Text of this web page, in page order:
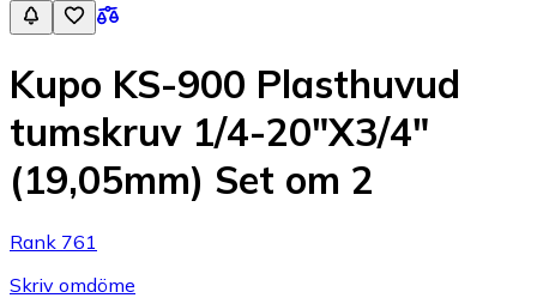
Kupo KS-900 Plasthuvud
tumskruv 1/4-20"X3/4"
(19,05mm) Set om 2
Rank 761
Skriv omdöme